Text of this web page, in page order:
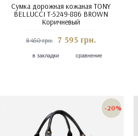
Сумка дорожная кожаная TONY
BELLUCCI T-5249-886 BROWN
Коричневый
8 450 грн. 7 595 грн.
в закладки сравнение
-20%